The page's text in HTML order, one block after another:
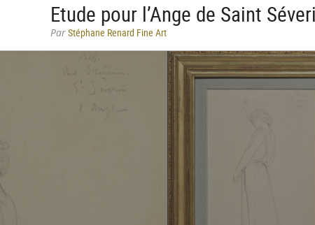
Etude pour l’Ange de Saint
ParStéphane Renard Fine Art